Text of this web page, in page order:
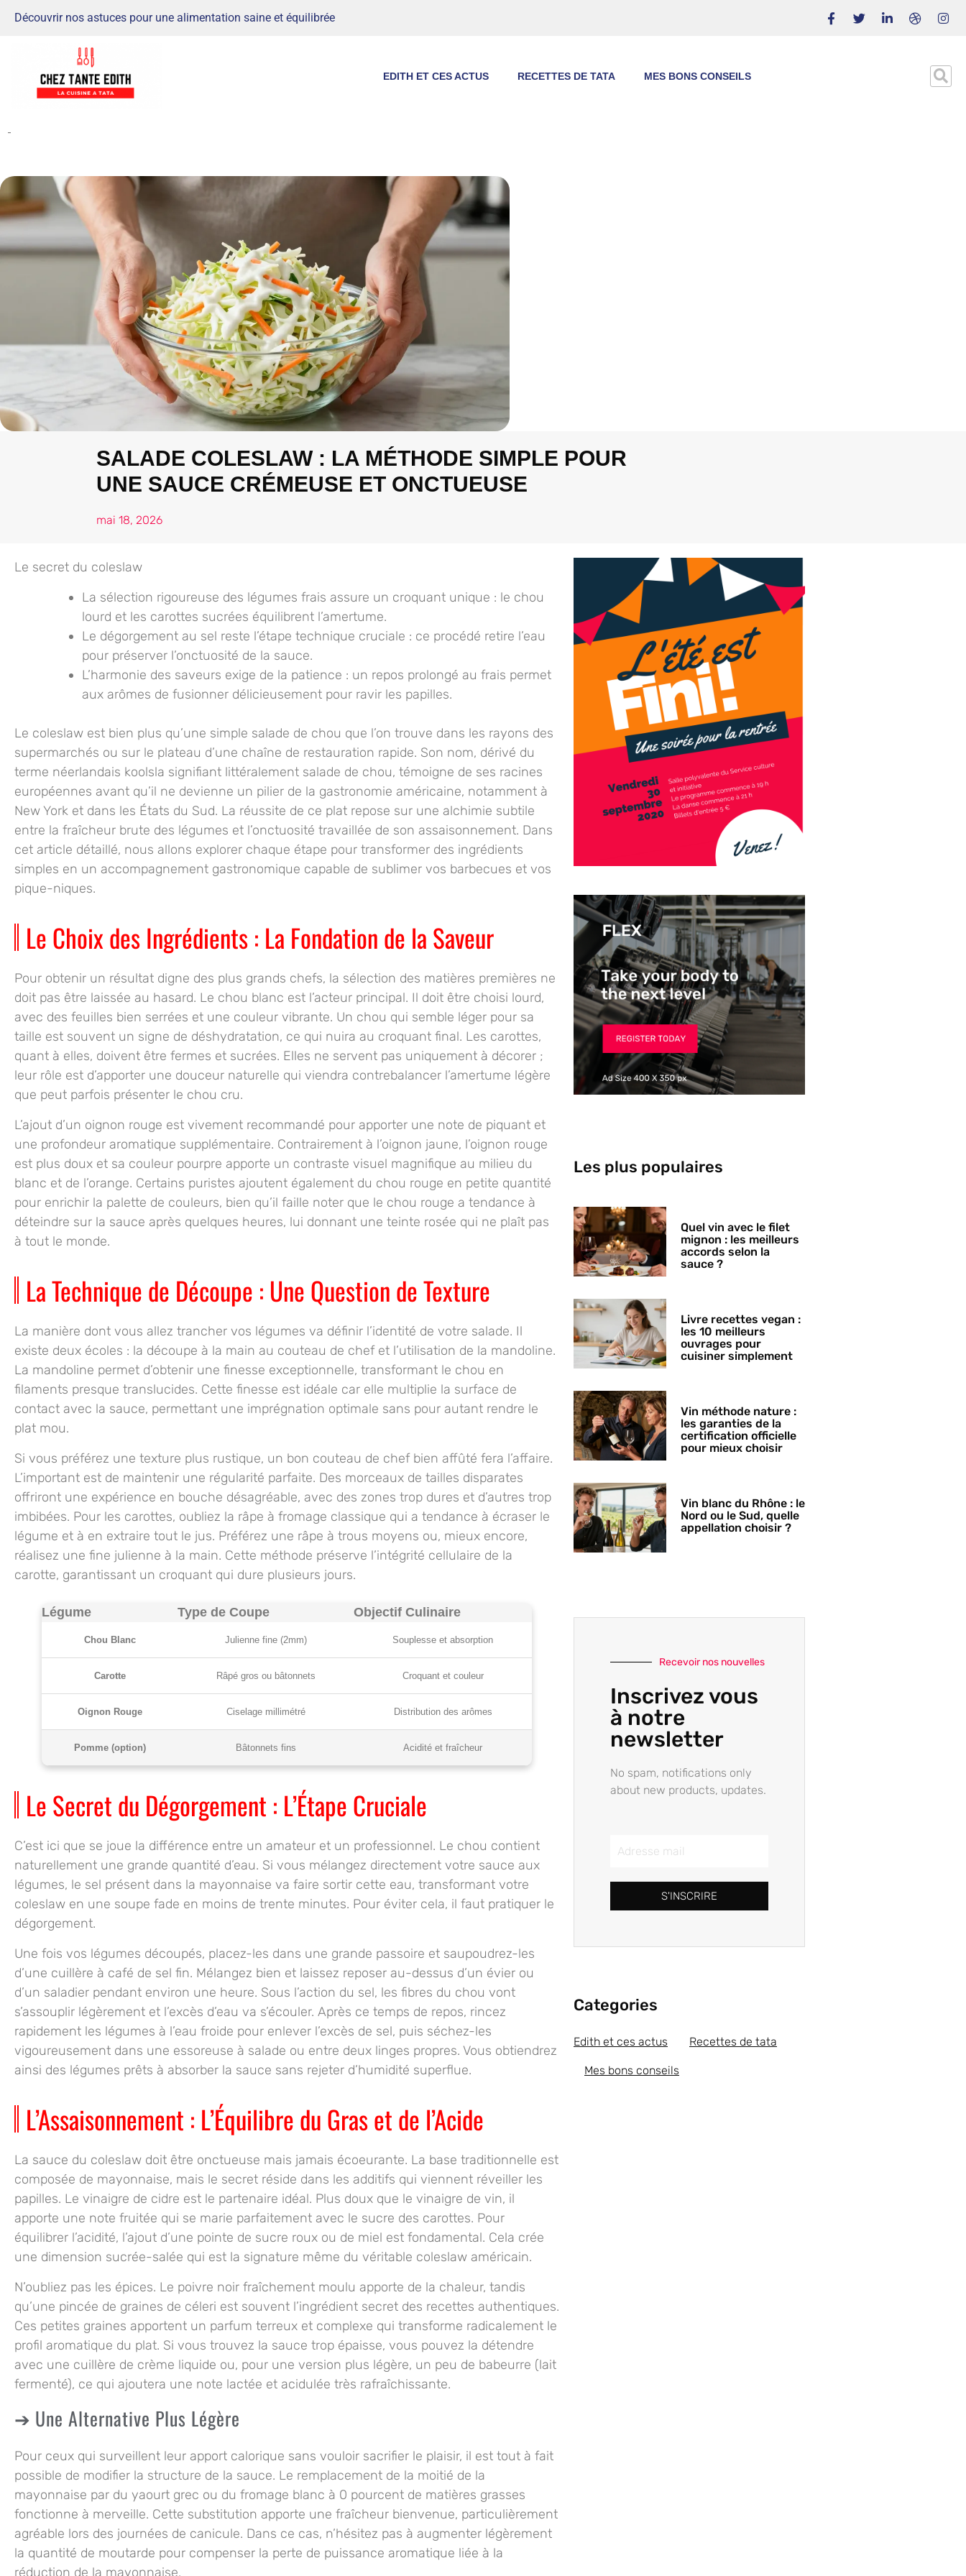
Découvrir nos astuces pour une alimentation saine et équilibrée
EDITH ET CES ACTUS RECETTES DE TATA MES BONS CONSEILS
-
SALADE COLESLAW : LA MÉTHODE SIMPLE POUR
UNE SAUCE CRÉMEUSE ET ONCTUEUSE
mai 18, 2026
Le secret du coleslaw
La sélection rigoureuse des légumes frais assure un croquant unique : le chou
lourd et les carottes sucrées équilibrent l’amertume.
Le dégorgement au sel reste l’étape technique cruciale : ce procédé retire l’eau
pour préserver l’onctuosité de la sauce.
L’harmonie des saveurs exige de la patience : un repos prolongé au frais permet
aux arômes de fusionner délicieusement pour ravir les papilles.
Le coleslaw est bien plus qu’une simple salade de chou que l’on trouve dans les rayons des
supermarchés ou sur le plateau d’une chaîne de restauration rapide. Son nom, dérivé du
terme néerlandais koolsla signifiant littéralement salade de chou, témoigne de ses racines
européennes avant qu’il ne devienne un pilier de la gastronomie américaine, notamment à
New York et dans les États du Sud. La réussite de ce plat repose sur une alchimie subtile
entre la fraîcheur brute des légumes et l’onctuosité travaillée de son assaisonnement. Dans
cet article détaillé, nous allons explorer chaque étape pour transformer des ingrédients
simples en un accompagnement gastronomique capable de sublimer vos barbecues et vos
pique-niques.
Le Choix des Ingrédients : La Fondation de la Saveur
Pour obtenir un résultat digne des plus grands chefs, la sélection des matières premières ne
doit pas être laissée au hasard. Le chou blanc est l’acteur principal. Il doit être choisi lourd,
avec des feuilles bien serrées et une couleur vibrante. Un chou qui semble léger pour sa
taille est souvent un signe de déshydratation, ce qui nuira au croquant final. Les carottes,
quant à elles, doivent être fermes et sucrées. Elles ne servent pas uniquement à décorer ;
leur rôle est d’apporter une douceur naturelle qui viendra contrebalancer l’amertume légère
que peut parfois présenter le chou cru.
L’ajout d’un oignon rouge est vivement recommandé pour apporter une note de piquant et
une profondeur aromatique supplémentaire. Contrairement à l’oignon jaune, l’oignon rouge
est plus doux et sa couleur pourpre apporte un contraste visuel magnifique au milieu du
blanc et de l’orange. Certains puristes ajoutent également du chou rouge en petite quantité
pour enrichir la palette de couleurs, bien qu’il faille noter que le chou rouge a tendance à
déteindre sur la sauce après quelques heures, lui donnant une teinte rosée qui ne plaît pas
à tout le monde.
La Technique de Découpe : Une Question de Texture
La manière dont vous allez trancher vos légumes va définir l’identité de votre salade. Il
existe deux écoles : la découpe à la main au couteau de chef et l’utilisation de la mandoline.
La mandoline permet d’obtenir une finesse exceptionnelle, transformant le chou en
filaments presque translucides. Cette finesse est idéale car elle multiplie la surface de
contact avec la sauce, permettant une imprégnation optimale sans pour autant rendre le
plat mou.
Si vous préférez une texture plus rustique, un bon couteau de chef bien affûté fera l’affaire.
L’important est de maintenir une régularité parfaite. Des morceaux de tailles disparates
offriront une expérience en bouche désagréable, avec des zones trop dures et d’autres trop
imbibées. Pour les carottes, oubliez la râpe à fromage classique qui a tendance à écraser le
légume et à en extraire tout le jus. Préférez une râpe à trous moyens ou, mieux encore,
réalisez une fine julienne à la main. Cette méthode préserve l’intégrité cellulaire de la
carotte, garantissant un croquant qui dure plusieurs jours.
Légume Type de Coupe Objectif Culinaire
Chou Blanc Julienne fine (2mm) Souplesse et absorption
Carotte Râpé gros ou bâtonnets Croquant et couleur
Oignon Rouge Ciselage millimétré Distribution des arômes
Pomme (option) Bâtonnets fins Acidité et fraîcheur
Le Secret du Dégorgement : L’Étape Cruciale
C’est ici que se joue la différence entre un amateur et un professionnel. Le chou contient
naturellement une grande quantité d’eau. Si vous mélangez directement votre sauce aux
légumes, le sel présent dans la mayonnaise va faire sortir cette eau, transformant votre
coleslaw en une soupe fade en moins de trente minutes. Pour éviter cela, il faut pratiquer le
dégorgement.
Une fois vos légumes découpés, placez-les dans une grande passoire et saupoudrez-les
d’une cuillère à café de sel fin. Mélangez bien et laissez reposer au-dessus d’un évier ou
d’un saladier pendant environ une heure. Sous l’action du sel, les fibres du chou vont
s’assouplir légèrement et l’excès d’eau va s’écouler. Après ce temps de repos, rincez
rapidement les légumes à l’eau froide pour enlever l’excès de sel, puis séchez-les
vigoureusement dans une essoreuse à salade ou entre deux linges propres. Vous obtiendrez
ainsi des légumes prêts à absorber la sauce sans rejeter d’humidité superflue.
L’Assaisonnement : L’Équilibre du Gras et de l’Acide
La sauce du coleslaw doit être onctueuse mais jamais écoeurante. La base traditionnelle est
composée de mayonnaise, mais le secret réside dans les additifs qui viennent réveiller les
papilles. Le vinaigre de cidre est le partenaire idéal. Plus doux que le vinaigre de vin, il
apporte une note fruitée qui se marie parfaitement avec le sucre des carottes. Pour
équilibrer l’acidité, l’ajout d’une pointe de sucre roux ou de miel est fondamental. Cela crée
une dimension sucrée-salée qui est la signature même du véritable coleslaw américain.
N’oubliez pas les épices. Le poivre noir fraîchement moulu apporte de la chaleur, tandis
qu’une pincée de graines de céleri est souvent l’ingrédient secret des recettes authentiques.
Ces petites graines apportent un parfum terreux et complexe qui transforme radicalement le
profil aromatique du plat. Si vous trouvez la sauce trop épaisse, vous pouvez la détendre
avec une cuillère de crème liquide ou, pour une version plus légère, un peu de babeurre (lait
fermenté), ce qui ajoutera une note lactée et acidulée très rafraîchissante.
Une Alternative Plus Légère
Pour ceux qui surveillent leur apport calorique sans vouloir sacrifier le plaisir, il est tout à fait
possible de modifier la structure de la sauce. Le remplacement de la moitié de la
mayonnaise par du yaourt grec ou du fromage blanc à 0 pourcent de matières grasses
fonctionne à merveille. Cette substitution apporte une fraîcheur bienvenue, particulièrement
agréable lors des journées de canicule. Dans ce cas, n’hésitez pas à augmenter légèrement
la quantité de moutarde pour compenser la perte de puissance aromatique liée à la
réduction de la mayonnaise.
Les plus populaires
Quel vin avec le filet
mignon : les meilleurs
accords selon la
sauce ?
Livre recettes vegan :
les 10 meilleurs
ouvrages pour
cuisiner simplement
Vin méthode nature :
les garanties de la
certification officielle
pour mieux choisir
Vin blanc du Rhône : le
Nord ou le Sud, quelle
appellation choisir ?
Recevoir nos nouvelles
Inscrivez vous
à notre
newsletter
No spam, notifications only
about new products, updates.
S'INSCRIRE
Categories
Edith et ces actus Recettes de tata
Mes bons conseils